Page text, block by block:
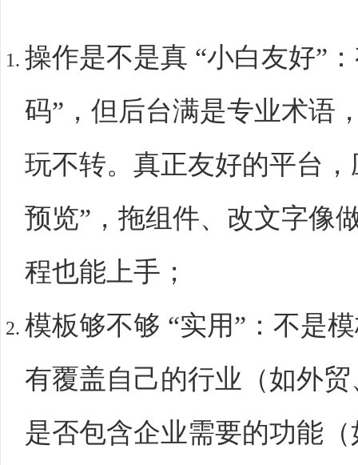
操作是不是真 “小白友好”
码”，但后台满是专业术语
玩不转。真正友好的平台
预览”，拖组件、改文字像
程也能上手；​
模板够不够 “实用”：不是
有覆盖自己的行业（如外贸
是否包含企业需要的功能